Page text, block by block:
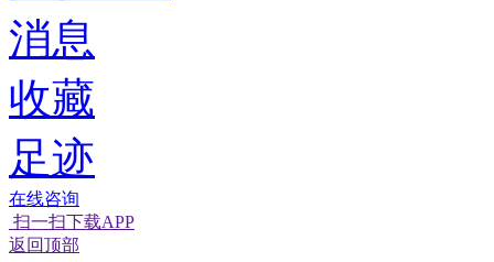
消息
收藏
足迹
在线咨询
扫一扫下载APP
返回顶部